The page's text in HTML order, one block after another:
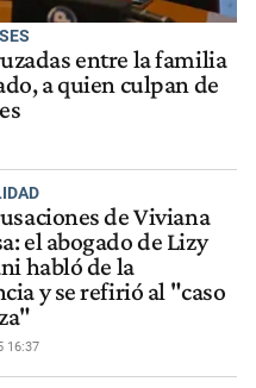
entre la familia
a quien culpan de
de Viviana
el abogado de Lizy
habló de la
y se refirió al "caso
16:37